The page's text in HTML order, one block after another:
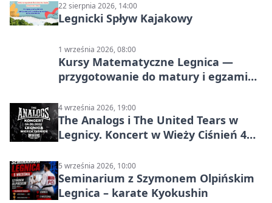
22 sierpnia 2026, 14:00
Legnicki Spływ Kajakowy
1 września 2026, 08:00
Kursy Matematyczne Legnica —
przygotowanie do matury i egzaminu
4 września 2026, 19:00
The Analogs i The United Tears w
Legnicy. Koncert w Wieży Ciśnień 4
5 września 2026, 10:00
Seminarium z Szymonem Olpińskim
Legnica – karate Kyokushin